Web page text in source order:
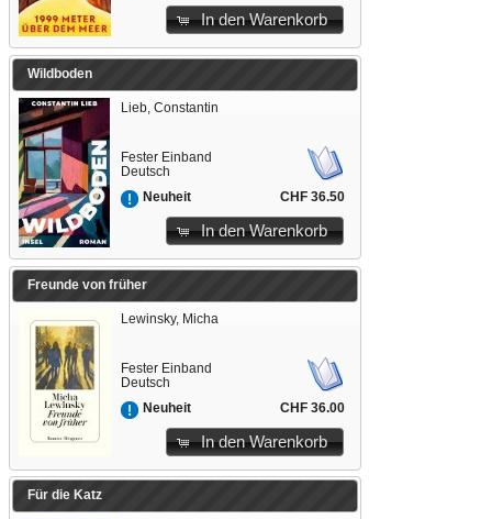
In den Warenkorb
Wildboden
Lieb, Constantin
Fester Einband
Deutsch
Neuheit
CHF 36.50
In den Warenkorb
Freunde von früher
Lewinsky, Micha
Fester Einband
Deutsch
Neuheit
CHF 36.00
In den Warenkorb
Für die Katz